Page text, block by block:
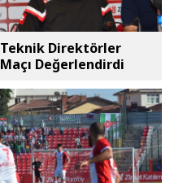
Teknik Direktörler
Maçı Değerlendirdi